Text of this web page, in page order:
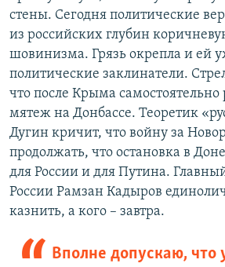
стены. Сегодня политические
из российских глубин
шовинизма. Грязь окрепла и ей
политические заклинатели.
что после Крыма
мятеж на Донбассе. Теоретик
Дугин кричит, что войну за
продолжать, что остановка в
для России и для Путина.
России Рамзан Кадыров
казнить, а кого – завтра.
Вполне допускаю, что